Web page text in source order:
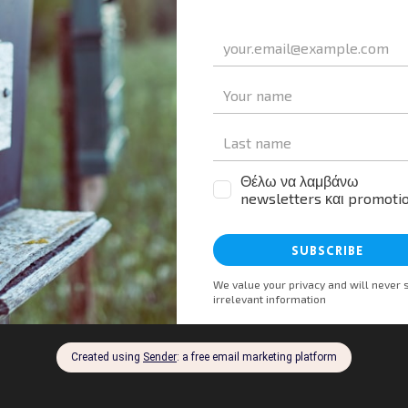
να αναζητήσουν πληροφορίες και για τα 3.800 βραβευμένα
Ξενοδοχεία Θεσσαλονίκης: Μείωση στις διανυκτερεύσεις το
εξάμηνο